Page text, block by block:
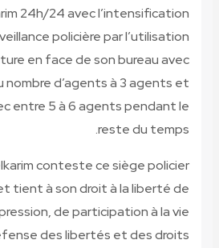
mon frère Abdelkarim 24h/24 avec
de la stricte surveillance policière
d’une voiture en face de
l’augmentation du nombre
de 3 voitures avec entre 5 à 6
Mon frère Abdelkarim conteste
injustifié et tient à son droit
mouvement, d’expression, de
publique et de défense des